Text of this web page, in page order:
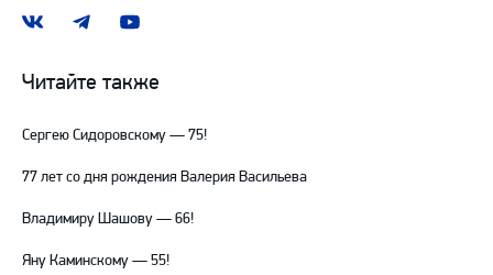
Наша
ВКонтакте
Наш
в
Telegram
Наш
YouTube
Читайте также
Сергею Сидоровскому — 75!
77 лет со дня рождения Валерия Васильева
Владимиру Шашову — 66!
Яну Каминскому — 55!